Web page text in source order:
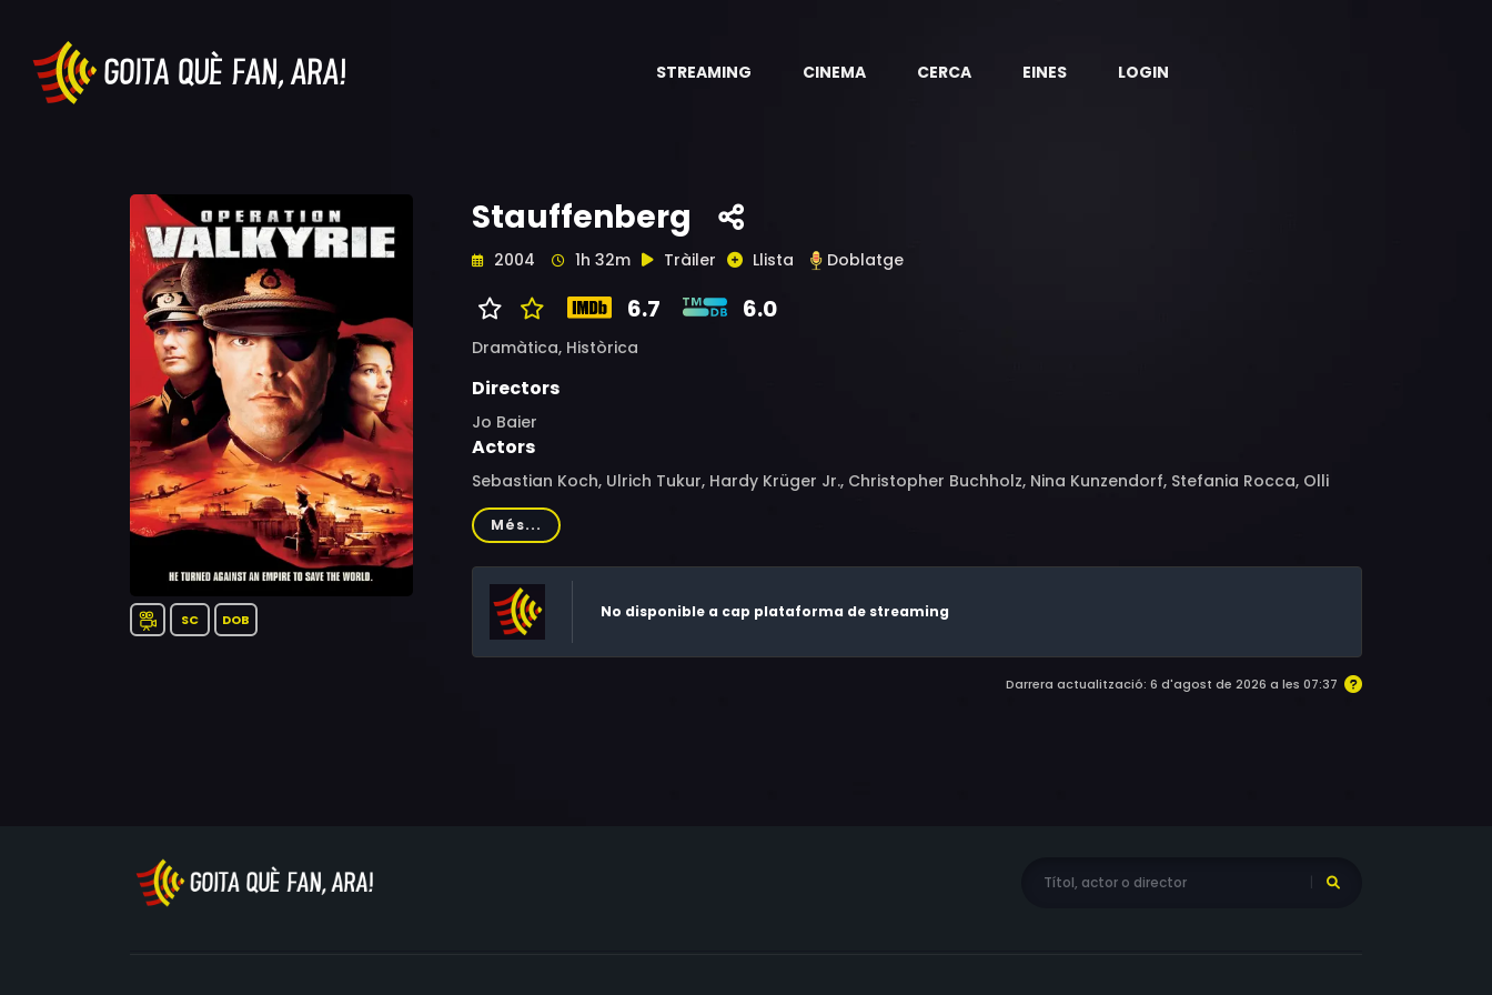
STREAMING CINEMA CERCA EINES LOGIN
SC DOB
Stauffenberg
2004 1h 32m Tràiler Llista Doblatge
6.7 6.0
Dramàtica, Històrica
Directors
Jo Baier
Actors
Sebastian Koch, Ulrich Tukur, Hardy Krüger Jr., Christopher Buchholz, Nina Kunzendorf, Stefania Rocca, Olli
Dittrich, Katharina Rivilis, Axel Milberg, Michael Lott, Thorsten Merten, Karl-Heinz von Liebezeit, Ronald Nitschke,
Christine Sommer, Michaela Wiebusch, Rainer Bock, Enrico Mutti, David C. Bunners, Milan Peschel, Joachim
Bißmeier
Més...
No disponible a cap plataforma de streaming
Darrera actualització: 6 d'agost de 2026 a les 07:37